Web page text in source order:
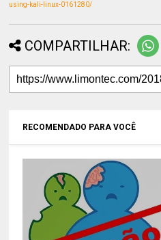
using-kali-linux-0161280/
COMPARTILHAR:
RECOMENDADO PARA VOCÊ